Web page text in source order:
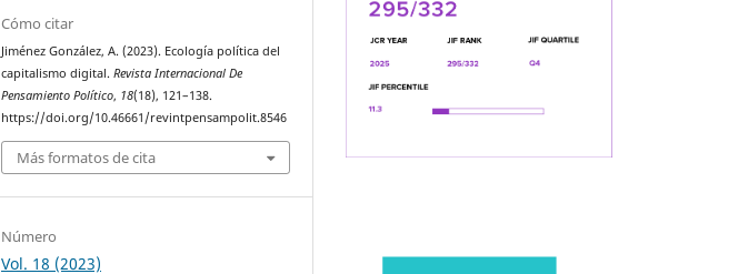
Cómo citar
Jiménez González, A. (2023). Ecología política del
capitalismo digital.Revista Internacional De
Pensamiento Político, 18(18), 121–138.
https://doi.org/10.46661/revintpensampolit.8546
Más formatos de cita
Número
Vol. 18 (2023)